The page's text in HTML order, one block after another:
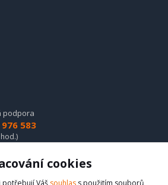
podpora
583
cookies
potřebují Váš souhlas s použitím souborů